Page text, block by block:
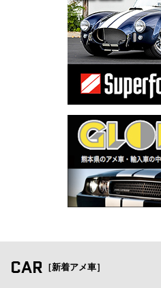
CAR ［新着アメ車］